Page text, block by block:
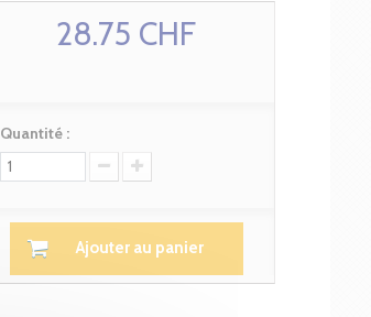
28.75 CHF
Quantité :
Ajouter au panier